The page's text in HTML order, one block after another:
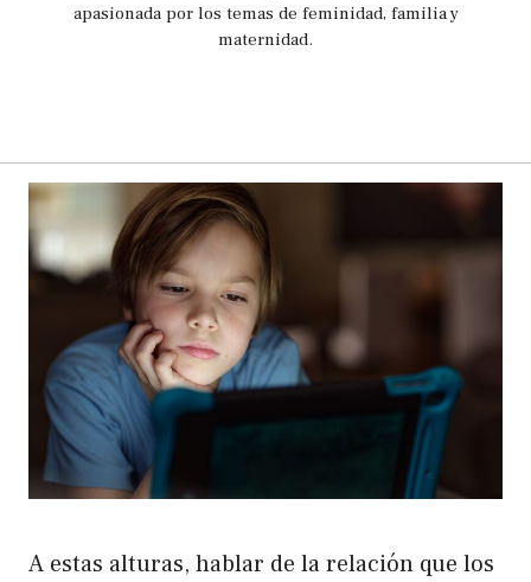
apasionada por los temas de feminidad, familia y
maternidad.
A estas alturas, hablar de la relación que los